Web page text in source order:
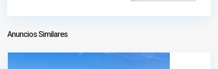
1.599.000 €
Anuncios Similares